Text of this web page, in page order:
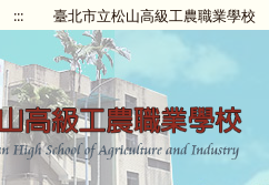
::: 臺北市立松山高級工農職業學校